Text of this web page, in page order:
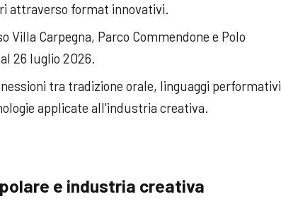
attraverso format innovativi.
Villa Carpegna, Parco Commendone e Polo
26 luglio 2026.
tra tradizione orale, linguaggi performativi
applicate all'industria creativa.
e industria creativa